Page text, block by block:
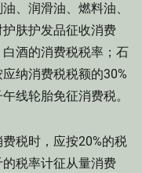
、润滑油、燃料油、
肤护发品征收消费
酒的消费税税率；石
纳消费税税额的30%
线轮胎免征消费税。
税时，应按20%的税
税率计征从量消费